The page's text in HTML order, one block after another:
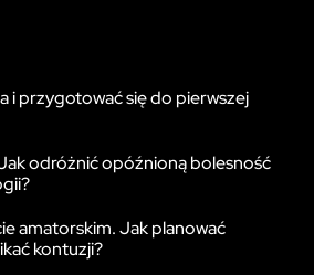
i przygotować się do pierwszej
odróżnić opóźnioną bolesność
amatorskim. Jak planować
kontuzji?